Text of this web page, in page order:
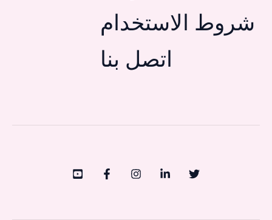
شروط الاستخدام
اتصل بنا